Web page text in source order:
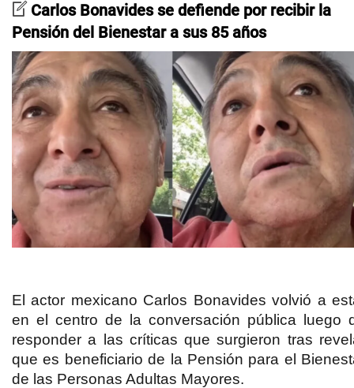
Carlos Bonavides se defiende por recibir la
Pensión del Bienestar a sus 85 años
El actor mexicano Carlos Bonavides volvió a
en el centro de la conversación pública luego
responder a las críticas que surgieron tras
que es beneficiario de la Pensión para el
de las Personas Adultas Mayores.